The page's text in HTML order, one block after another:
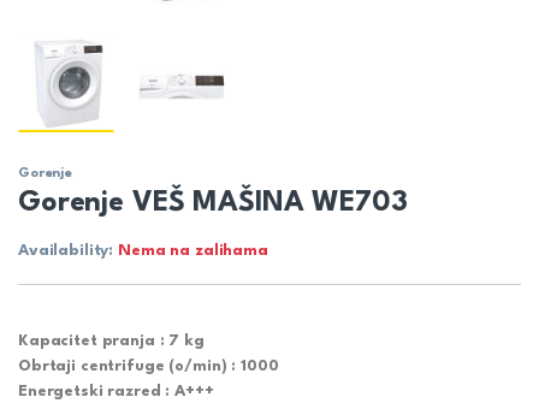
Gorenje
Gorenje VEŠ MAŠINA WE703
Availability: Nema na zalihama
Kapacitet pranja : 7 kg
Obrtaji centrifuge (o/min) : 1000
Energetski razred :A+++